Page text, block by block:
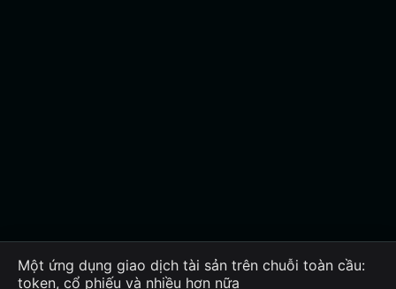
Một ứng dụng giao dịch tài sản trên chuỗi toàn cầu:
token, cổ phiếu và nhiều hơn nữa